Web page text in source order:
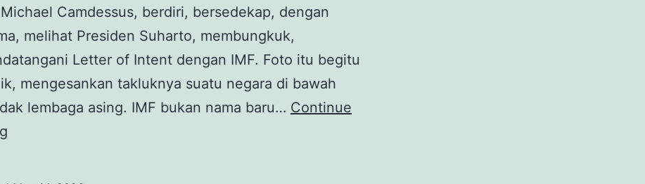
Camdessus, berdiri, bersedekap, dengan
melihat Presiden Suharto, membungkuk,
Letter of Intent dengan IMF. Foto itu begitu
mengesankan takluknya suatu negara di bawah
lembaga asing. IMF bukan nama baru… Continue